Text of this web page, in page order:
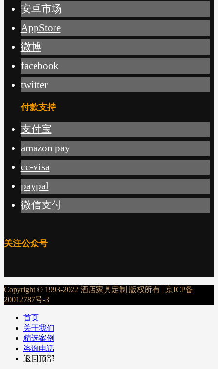
安卓市场
AppStore
微博
facebook
twitter
付款支持
支付宝
amazon pay
cc-visa
paypal
微信支付
关注公众号
Copyright © 1993-2022 酒店家具定制 版权所有 | 京ICP备
20012787号-3
首页
关于我们
精选案例
咨询电话
返回顶部